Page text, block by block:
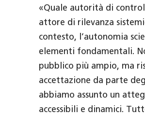
«Quale autorità di
attore di rilevanza
contesto, l’autonomia
elementi fondamentali.
pubblico più ampio, ma
accettazione da parte
abbiamo assunto un
accessibili e dinamici.